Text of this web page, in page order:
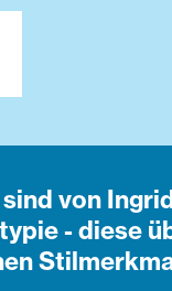
von
- diese